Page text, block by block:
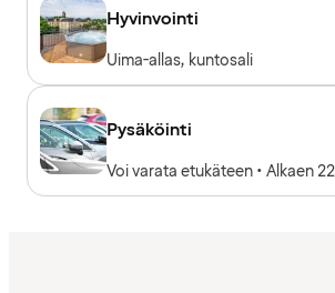
Hyvinvointi
Uima-allas, kuntosali
Pysäköinti
Voi varata etukäteen • Alkaen